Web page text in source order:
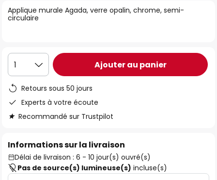
of
the
Applique murale Agada, verre opalin, chrome, semi-
circulaire
1 Ajouter au panier
Retours sous 50 jours
Experts à votre écoute
Recommandé sur Trustpilot
Informations sur la livraison
Délai de livraison : 6 - 10 jour(s) ouvré(s)
Pas de source(s) lumineuse(s) incluse(s)